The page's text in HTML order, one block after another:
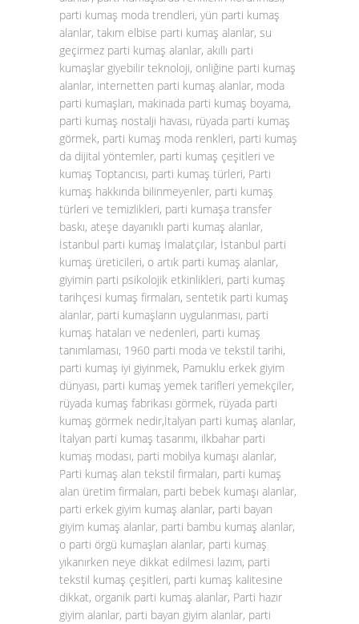
parti kumaş moda trendleri, yün parti kumaş
alanlar, takım elbise parti kumaş alanlar, su
geçirmez parti kumaş alanlar, akıllı parti
kumaşlar giyebilir teknoloji, onliğine parti kumaş
alanlar, internetten parti kumaş alanlar, moda
parti kumaşları, makinada parti kumaş boyama,
parti kumaş nostalji havası, rüyada parti kumaş
görmek, parti kumaş moda renkleri, parti kumaş
da dijital yöntemler, parti kumaş çeşitleri ve
kumaş Toptancısı, parti kumaş türleri, Parti
kumaş hakkında bilinmeyenler, parti kumaş
türleri ve temizlikleri, parti kumaşa transfer
baskı, ateşe dayanıklı parti kumaş alanlar,
İstanbul parti kumaş İmalatçılar, İstanbul parti
kumaş üreticileri, o artık parti kumaş alanlar,
giyimin parti psikolojik etkinlikleri, parti kumaş
tarihçesi kumaş firmaları, sentetik parti kumaş
alanlar, parti kumaşların uygulanması, parti
kumaş hataları ve nedenleri, parti kumaş
tanımlaması, 1960 parti moda ve tekstil tarihi,
parti kumaş iyi giyinmek, Pamuklu erkek giyim
dünyası, parti kumaş yemek tarifleri yemekçiler,
rüyada kumaş fabrikası görmek, rüyada parti
kumaş görmek nedir,İtalyan parti kumaş alanlar,
İtalyan parti kumaş tasarımı, ilkbahar parti
kumaş modası, parti mobilya kumaşı alanlar,
Parti kumaş alan tekstil firmaları, parti kumaş
alan üretim firmaları, parti bebek kumaşı alanlar,
parti erkek giyim kumaş alanlar, parti bayan
giyim kumaş alanlar, parti bambu kumaş alanlar,
o parti örgü kumaşları alanlar, parti kumaş
yıkanırken neye dikkat edilmesi lazım, parti
tekstil kumaş çeşitleri, parti kumaş kalitesine
dikkat, organik parti kumaş alanlar, Parti hazır
giyim alanlar, parti bayan giyim alanlar, parti